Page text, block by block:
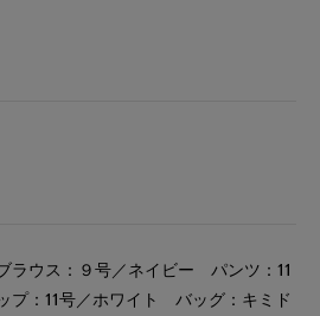
ラウス：９号／ネイビー パンツ：11
：11号／ホワイト バッグ：キミド